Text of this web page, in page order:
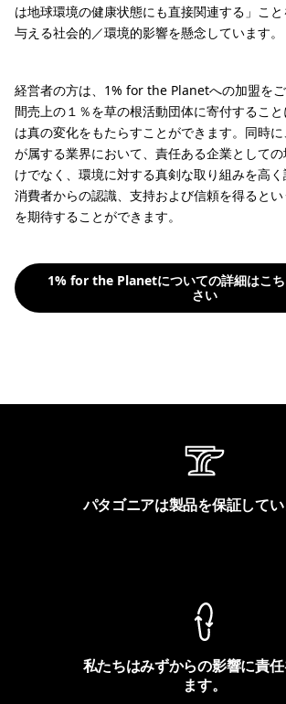
は地球環境の健康状態にも直接関連する」こ
与える社会的／環境的影響を懸念しています。
経営者の方は、1% for the Planetへの加盟を
間売上の１％を草の根活動団体に寄付するこ
は真の変化をもたらすことができます。同時
が属する業界において、責任ある企業として
けでなく、環境に対する真剣な取り組みを高
消費者からの認識、支持および信頼を得ると
を期待することができます。
1% for the Planetについての詳細はこ
さい
パタゴニアは製品を保証してい
私たちはみずからの影響に責
ます。